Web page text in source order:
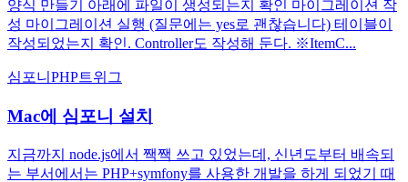
양식 만들기 아래에 파일이 생성되는지 확인 마이그레이션 작
성 마이그레이션 실행 (질문에는 yes로 괜찮습니다) 테이블이
작성되었는지 확인. Controller도 작성해 둔다. ※ItemC...
심포니 PHP트위그
Mac에 심포니 설치
지금까지 node.js에서 짹짹 쓰고 있었는데, 신년도부터 배속되
는 부서에서는 PHP+symfony를 사용한 개발을 하게 되었기 때